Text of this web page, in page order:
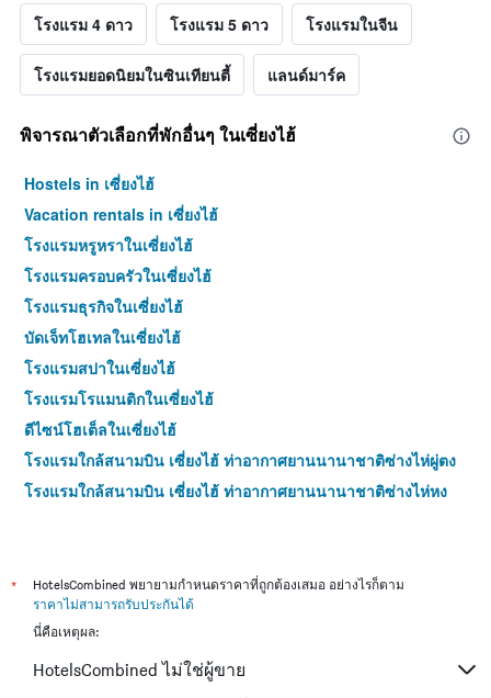
โรงแรม 4 ดาว โรงแรม 5 ดาว โรงแรมในจีน
โรงแรมยอดนิยมในซินเทียนตี้ แลนด์มาร์ค
พิจารณาตัวเลือกที่พักอื่นๆ ในเซี่ยงไฮ้
Hostels in เซี่ยงไฮ้
Vacation rentals in เซี่ยงไฮ้
โรงแรมหรูหราในเซี่ยงไฮ้
โรงแรมครอบครัวในเซี่ยงไฮ้
โรงแรมธุรกิจในเซี่ยงไฮ้
บัดเจ็ทโฮเทลในเซี่ยงไฮ้
โรงแรมสปาในเซี่ยงไฮ้
โรงแรมโรแมนติกในเซี่ยงไฮ้
ดีไซน์โฮเต็ลในเซี่ยงไฮ้
โรงแรมใกล้สนามบิน เซี่ยงไฮ้ ท่าอากาศยานนานาชาติซ่างไห่ผู่ตง
โรงแรมใกล้สนามบิน เซี่ยงไฮ้ ท่าอากาศยานนานาชาติซ่างไห่หง
โรงแรม 5 ดาวในเซี่ยงไฮ้
*
HotelsCombined พยายามกำหนดราคาที่ถูกต้องเสมอ อย่างไรก็ตาม
ราคาไม่สามารถรับประกันได้
นี่คือเหตุผล:
HotelsCombined ไม่ใช่ผู้ขาย